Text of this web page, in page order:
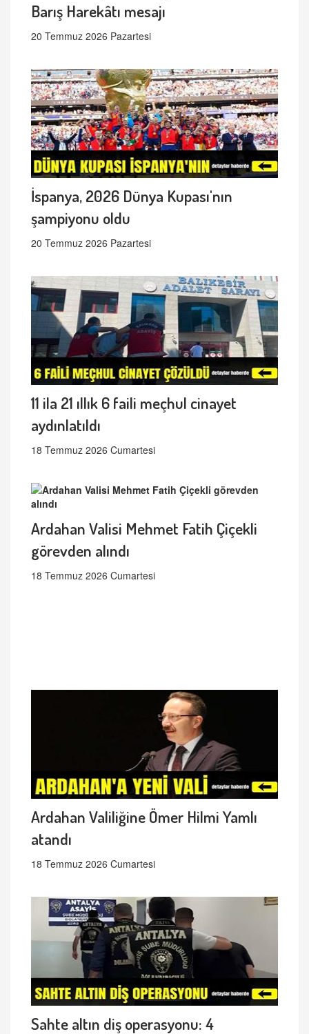
Barış Harekâtı mesajı
20 Temmuz 2026 Pazartesi
İspanya, 2026 Dünya Kupası'nın
şampiyonu oldu
20 Temmuz 2026 Pazartesi
11 ila 21 ıllık 6 faili meçhul cinayet
aydınlatıldı
18 Temmuz 2026 Cumartesi
Ardahan Valisi Mehmet Fatih Çiçekli
görevden alındı
18 Temmuz 2026 Cumartesi
Ardahan Valiliğine Ömer Hilmi Yamlı
atandı
18 Temmuz 2026 Cumartesi
Sahte altın diş operasyonu: 4